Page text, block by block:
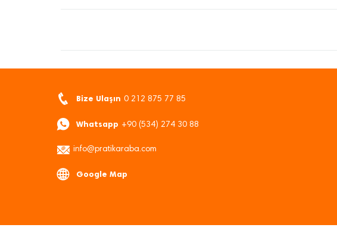
Bize Ulaşın 0 212 875 77 85
Whatsapp +90 (534) 274 30 88
info@pratikaraba.com
Google Map